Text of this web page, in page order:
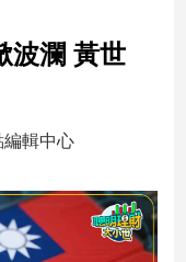
波瀾 黃世
編輯中心